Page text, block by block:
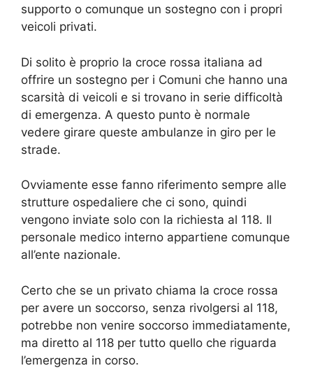
supporto o comunque un sostegno con i propri
veicoli privati.
Di solito è proprio la croce rossa italiana ad
offrire un sostegno per i Comuni che hanno una
scarsità di veicoli e si trovano in serie difficoltà
di emergenza. A questo punto è normale
vedere girare queste ambulanze in giro per le
strade.
Ovviamente esse fanno riferimento sempre alle
strutture ospedaliere che ci sono, quindi
vengono inviate solo con la richiesta al 118. Il
personale medico interno appartiene comunque
all’ente nazionale.
Certo che se un privato chiama la croce rossa
per avere un soccorso, senza rivolgersi al 118,
potrebbe non venire soccorso immediatamente,
ma diretto al 118 per tutto quello che riguarda
l’emergenza in corso.